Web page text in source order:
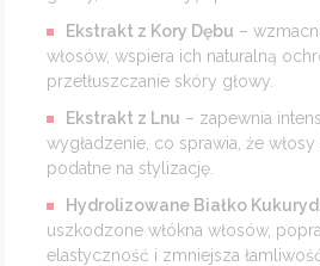
Ekstrakt z Kory Dębu –
włosów, wspiera ich naturalną
przetłuszczanie skóry głowy.
Ekstrakt z Lnu – zapewnia
wygładzenie, co sprawia, że
podatne na stylizację.
Hydrolizowane Białko
uszkodzone włókna włosów,
elastyczność i zmniejsza